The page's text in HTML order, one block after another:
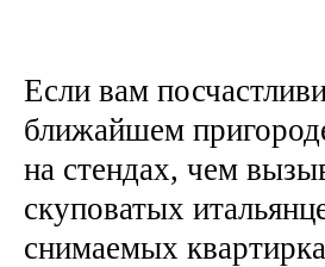
Если вам
ближайшем
на стендах, чем
скуповатых
снимаемых